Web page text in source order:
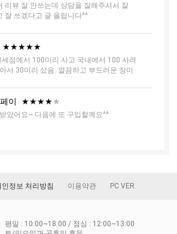
리뷰 잘 안쓰는데 상담을 잘해주셔서 잘
잘 쓰겠다고 글 올립니다^^
★★★★★
세점에서 100미리 사고 국내에서 100 사려
서 30미리 샀음. 깔끔하고 부드러운 장미
이 ★★★★ ★
았어요~ 다음에 또 구입할께요^^
점 부드러운 우디향이 매우 맘에 듭니다.
티슈 향이에요..
인정보 처리방침 이용약관 PC VER
평일 : 10:00~18:00 / 점심 : 12:00~13:00